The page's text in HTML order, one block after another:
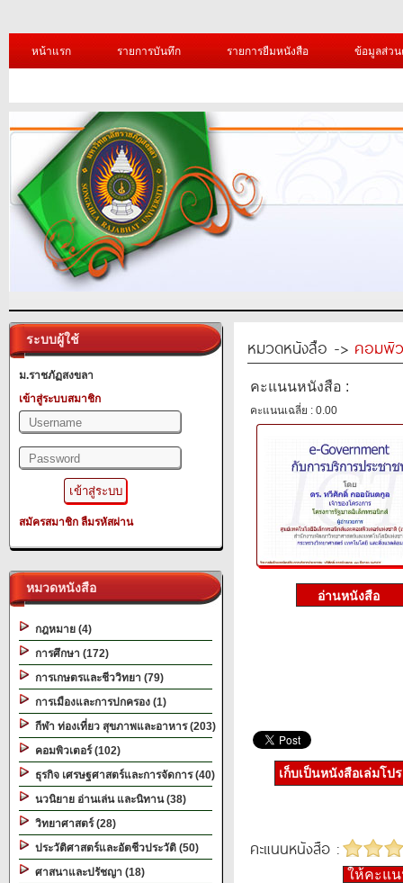
หน้าแรก รายการบันทึก รายการยืมหนังสือ ข้อมูลส่ว
ระบบผู้ใช้
ม.ราชภัฏสงขลา
เข้าสู่ระบบสมาชิก
สมัครสมาชิก ลืมรหัสผ่าน
หมวดหนังสือ
กฎหมาย (4)
การศึกษา (172)
การเกษตรและชีววิทยา (79)
การเมืองและการปกครอง (1)
กีฬา ท่องเที่ยว สุขภาพและอาหาร (203)
คอมพิวเตอร์ (102)
ธุรกิจ เศรษฐศาสตร์และการจัดการ (40)
นวนิยาย อ่านเล่น และนิทาน (38)
วิทยาศาสตร์ (28)
ประวัติศาสตร์และอัตชีวประวัติ (50)
ศาสนาและปรัชญา (18)
หมวดหนังสือ -> คอมพิ
คะแนนหนังสือ :
คะแนนเฉลี่ย : 0.00
เก็บเป็นหนังสือเล่มโป
คะแนนหนังสือ :
ให้คะแ